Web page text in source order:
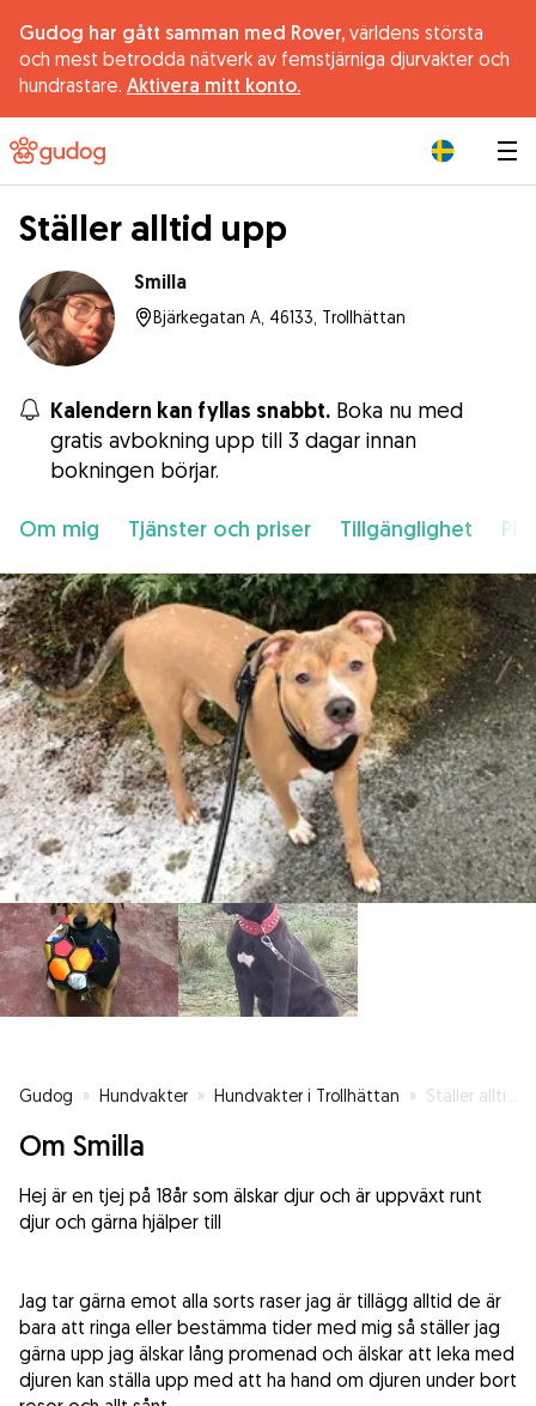
Gudog har gått samman med Rover, världens största
och mest betrodda nätverk av femstjärniga djurvakter och
hundrastare. Aktivera mitt konto.
Ställer alltid upp
Smilla
Bjärkegatan A, 46133, Trollhättan
Kalendern kan fyllas snabbt. Boka nu med
gratis avbokning upp till 3 dagar innan
bokningen börjar.
Om mig Tjänster och priser Tillgänglighet
Gudog » Hundvakter » Hundvakter i Trollhättan » Ställer alltid upp
Om Smilla
Hej är en tjej på 18år som älskar djur och är uppväxt runt
djur och gärna hjälper till
Jag tar gärna emot alla sorts raser jag är tillägg alltid de är
bara att ringa eller bestämma tider med mig så ställer jag
gärna upp jag älskar lång promenad och älskar att leka med
djuren kan ställa upp med att ha hand om djuren under bort